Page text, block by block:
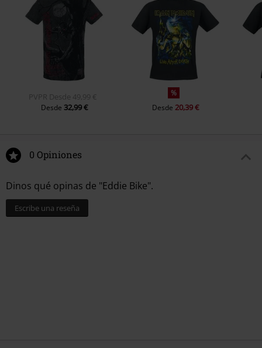
PVPR Desde 49,99 €
Desde 32,99 €
%
Desde 20,39 €
0 Opiniones
Dinos qué opinas de "Eddie Bike".
Escribe una reseña